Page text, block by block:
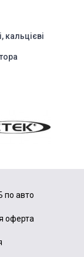
кальцієві
по авто
оферта